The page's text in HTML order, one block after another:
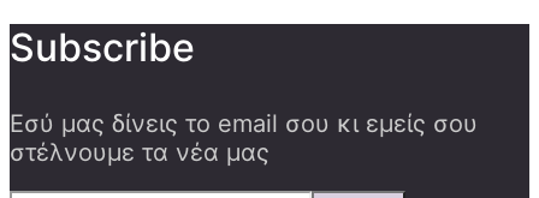
Subscribe
Εσύ μας δίνεις το email σου κι εμείς σου
στέλνουμε τα νέα μας